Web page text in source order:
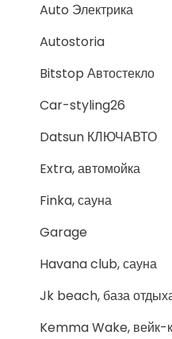
Auto Электрика
Autostoria
Bitstop Автостекло
Car-styling26
Datsun КЛЮЧАВТО
Extra, автомойка
Finka, сауна
Garage
Havana club, сауна
Jk beach, база
Kemma Wake, вейк-